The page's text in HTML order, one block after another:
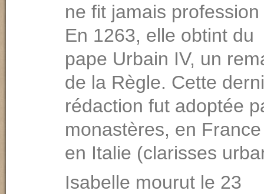
ne fit jamais
En 1263, elle obtint du
pape Urbain IV, un
de la Règle. Cette
rédaction fut adoptée
monastères, en
en Italie (clarisses
Isabelle mourut le 23